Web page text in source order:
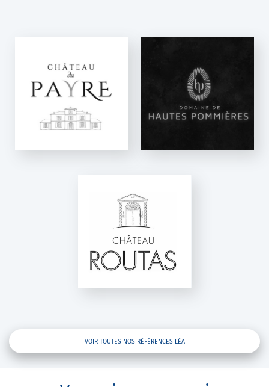
HAUTES
POMMIÈRES
VOIR TOUTES NOS RÉFÉRENCES LÉA